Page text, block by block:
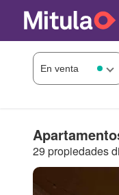
29 propiedades